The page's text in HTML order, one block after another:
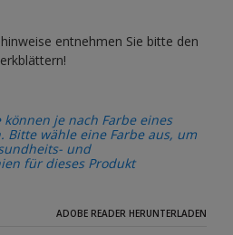
entnehmen Sie bitte den
je nach Farbe eines
Bitte wähle eine Farbe aus, um
und
für dieses Produkt
ADOBE READER HERUNTERLADEN